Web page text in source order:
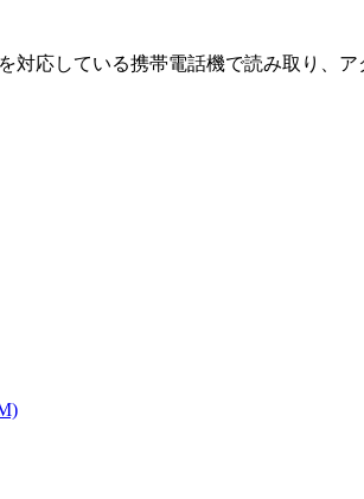
対応している携帯電話機で読み取り、ア